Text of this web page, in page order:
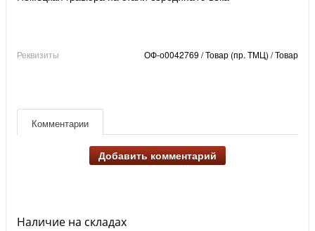
Реквизиты ОФ-о0042769 / Товар (пр. ТМЦ) / Товар
Комментарии
Добавить комментарий
Наличие на складах